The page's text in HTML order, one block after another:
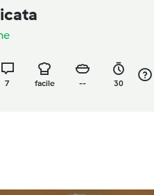
7 facile -- 30